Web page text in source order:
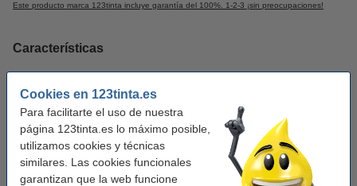
Cookies en 123tinta.es
Para facilitarte el uso de nuestra
página 123tinta.es lo máximo posible,
utilizamos cookies y técnicas
similares. Las cookies funcionales
garantizan que la web funcione
Este producto marca 123tinta incluye garantía del 100%. 1-2-3 ¡sin preocupaciones!
Características
Marca:
Tipo: toner
Color: amarillo
Capacidad: ± 2.000 páginas